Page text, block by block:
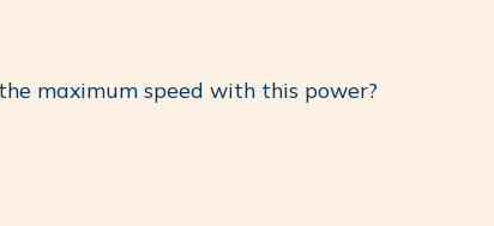
maximum speed with this power?